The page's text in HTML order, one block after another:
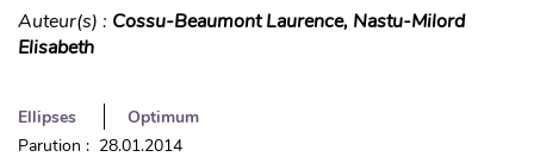
Auteur(s) : Cossu-Beaumont Laurence, Nastu-Milord
Elisabeth
Ellipses
Optimum
Parution : 28.01.2014